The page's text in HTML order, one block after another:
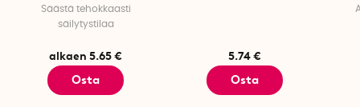
Säästä tehokkaasti
säilytystilaa
alkaen 5.65 €
Osta
5.74 €
Osta